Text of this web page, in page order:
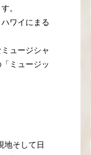
。
ワイにまる
ュージシャ
ミュージッ
そして日